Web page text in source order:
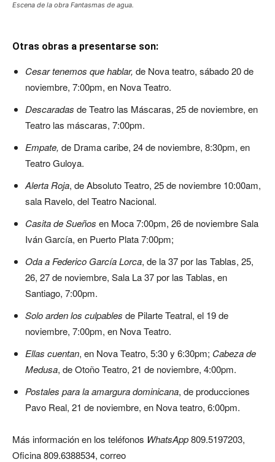
Escena de la obra Fantasmas de agua.
Otras obras a presentarse son:
Cesar tenemos que hablar, de Nova teatro, sábado 20 de
noviembre, 7:00pm, en Nova Teatro.
Descaradas de Teatro las Máscaras, 25 de noviembre, en
Teatro las máscaras, 7:00pm.
Empate, de Drama caribe, 24 de noviembre, 8:30pm, en
Teatro Guloya.
Alerta Roja, de Absoluto Teatro, 25 de noviembre 10:00am,
sala Ravelo, del Teatro Nacional.
Casita de Sueños en Moca 7:00pm, 26 de noviembre Sala
Iván García, en Puerto Plata 7:00pm;
Oda a Federico García Lorca, de la 37 por las Tablas, 25,
26, 27 de noviembre, Sala La 37 por las Tablas, en
Santiago, 7:00pm.
Solo arden los culpables de Pilarte Teatral, el 19 de
noviembre, 7:00pm, en Nova Teatro.
Ellas cuentan, en Nova Teatro, 5:30 y 6:30pm; Cabeza de
Medusa, de Otoño Teatro, 21 de noviembre, 4:00pm.
Postales para la amargura dominicana, de producciones
Pavo Real, 21 de noviembre, en Nova teatro, 6:00pm.
Más información en los teléfonos WhatsApp809.5197203,
Oficina 809.6388534, correo